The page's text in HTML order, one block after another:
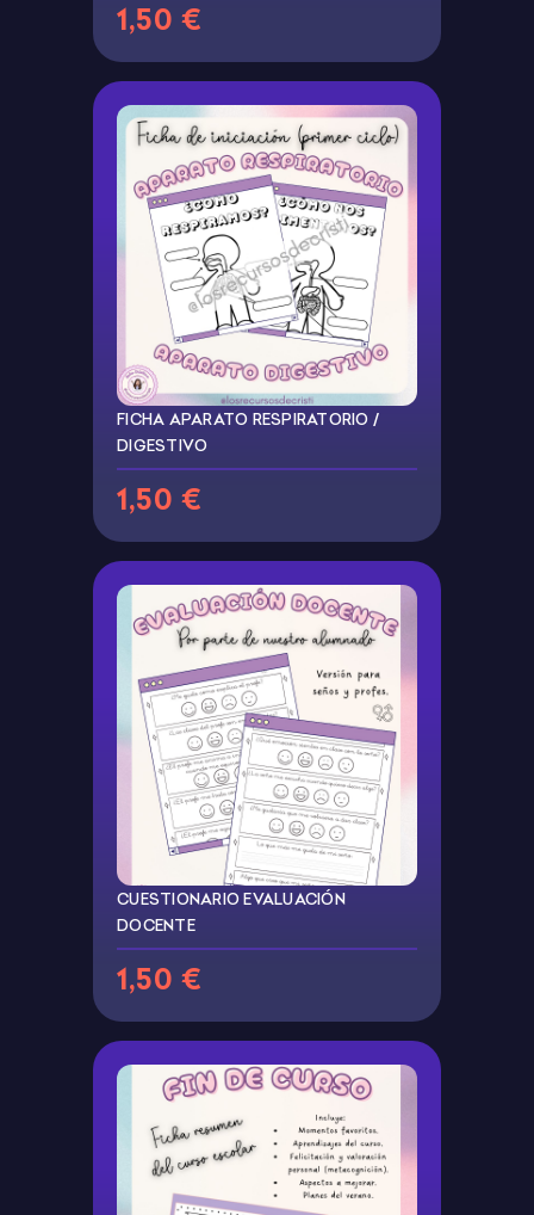
1,50 €
FICHA APARATO RESPIRATORIO /
DIGESTIVO
1,50 €
CUESTIONARIO EVALUACIÓN
DOCENTE
1,50 €